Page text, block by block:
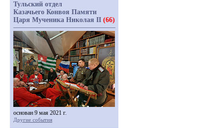
Тульский отдел
Казачьего Конвоя Памяти
Царя Мученика Николая II (66)
основан 9 мая 2021 г.
Другие события